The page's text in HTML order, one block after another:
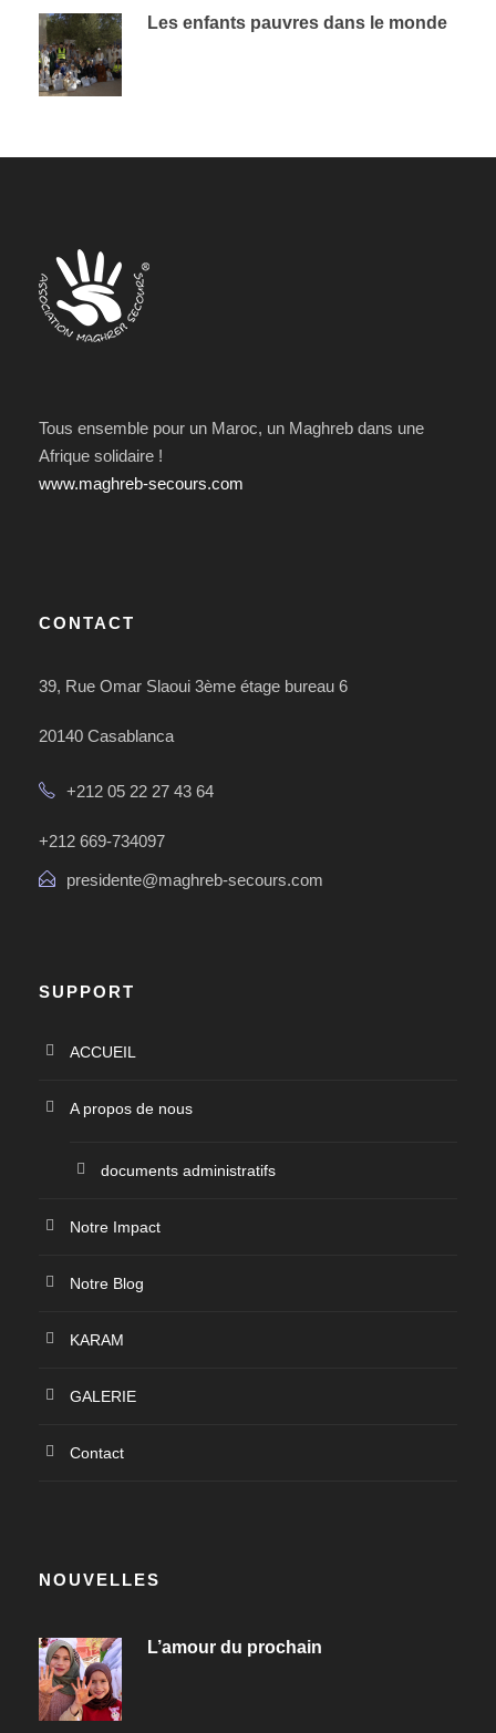
Les enfants pauvres dans le monde
Tous ensemble pour un Maroc, un Maghreb dans une
Afrique solidaire !
www.maghreb-secours.com
CONTACT
39, Rue Omar Slaoui 3ème étage bureau 6
20140 Casablanca
+212 05 22 27 43 64
+212 669-734097
presidente@maghreb-secours.com
SUPPORT
ACCUEIL
A propos de nous
documents administratifs
Notre Impact
Notre Blog
KARAM
GALERIE
Contact
NOUVELLES
L’amour du prochain